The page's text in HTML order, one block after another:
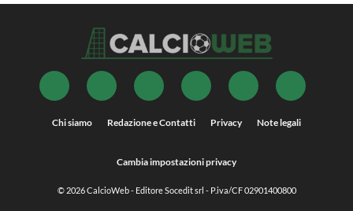
Chi siamo Redazione e Contatti Privacy Note legali
Cambia impostazioni privacy
© 2026CalcioWeb- Editore Socedit srl - P.iva/CF 02901400800